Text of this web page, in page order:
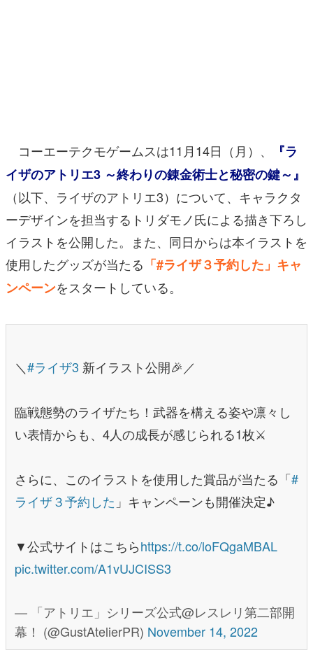
その他
電ファミニコゲーマーとは？
運営：株式会社マレ
コーエーテクモゲームスは11月14日（月）、
『ラ
イザのアトリエ3 ～終わりの錬金術士と秘密の鍵～』
（以下、ライザのアトリエ3）について、キャラクタ
ーデザインを担当するトリダモノ氏による描き下ろし
イラストを公開した。また、同日からは本イラストを
使用したグッズが当たる 「#ライザ３予約した」キャ
ンペーンをスタートしている。
＼#ライザ3 新イラスト公開🎉／
臨戦態勢のライザたち！武器を構える姿や凛々し
い表情からも、4人の成長が感じられる1枚⚔️
さらに、このイラストを使用した賞品が当たる「#
ライザ３予約した 」キャンペーンも開催決定♪
▼公式サイトはこちらhttps://t.co/loFQgaMBAL
pic.twitter.com/A1vUJCISS3
— 「アトリエ」シリーズ公式@レスレリ第二部開
幕！ (@GustAtelierPR) November 14, 2022